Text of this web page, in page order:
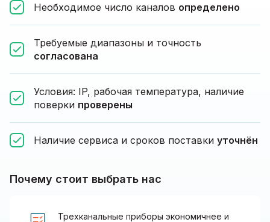
Необходимое число каналов определено
Требуемые диапазоны и точность
согласована
Условия: IP, рабочая температура, наличие
поверки проверены
Наличие сервиса и сроков поставки уточнён
Почему стоит выбрать нас
Трехканальные приборы экономичнее и